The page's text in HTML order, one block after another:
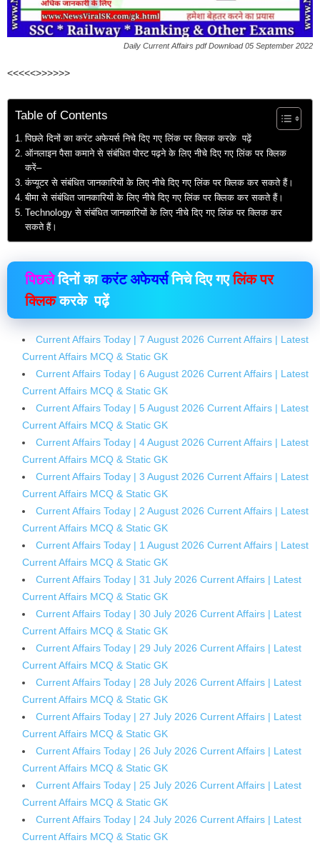
Daily Current Affairs pdf Download 05 September 2022
<<<<<>>>>>>
Table of Contents
पिछले दिनों का करंट अफेयर्स निचे दिए गए लिंक पर क्लिक करके पढ़ें
ऑनलाइन पैसा कमाने से संबंधित पोस्ट पढ़ने के लिए नीचे दिए गए लिंक पर क्लिक
करें–
कंप्यूटर से संबंधित जानकारियों के लिए नीचे दिए गए लिंक पर क्लिक कर सकते हैं।
बीमा से संबंधित जानकारियों के लिए नीचे दिए गए लिंक पर क्लिक कर सकते हैं।
Technology से संबंधित जानकारियों के लिए नीचे दिए गए लिंक पर क्लिक कर
सकते हैं।
पिछलेदिनों काकरंट अफेयर्सनिचे दिए गएलिंक पर
क्लिककरके पढ़ें
Current Affairs Today | 7 August 2026 Current Affairs | Latest
Current Affairs MCQ & Static GK
Current Affairs Today | 6 August 2026 Current Affairs | Latest
Current Affairs MCQ & Static GK
Current Affairs Today | 5 August 2026 Current Affairs | Latest
Current Affairs MCQ & Static GK
Current Affairs Today | 4 August 2026 Current Affairs | Latest
Current Affairs MCQ & Static GK
Current Affairs Today | 3 August 2026 Current Affairs | Latest
Current Affairs MCQ & Static GK
Current Affairs Today | 2 August 2026 Current Affairs | Latest
Current Affairs MCQ & Static GK
Current Affairs Today | 1 August 2026 Current Affairs | Latest
Current Affairs MCQ & Static GK
Current Affairs Today | 31 July 2026 Current Affairs | Latest
Current Affairs MCQ & Static GK
Current Affairs Today | 30 July 2026 Current Affairs | Latest
Current Affairs MCQ & Static GK
Current Affairs Today | 29 July 2026 Current Affairs | Latest
Current Affairs MCQ & Static GK
Current Affairs Today | 28 July 2026 Current Affairs | Latest
Current Affairs MCQ & Static GK
Current Affairs Today | 27 July 2026 Current Affairs | Latest
Current Affairs MCQ & Static GK
Current Affairs Today | 26 July 2026 Current Affairs | Latest
Current Affairs MCQ & Static GK
Current Affairs Today | 25 July 2026 Current Affairs | Latest
Current Affairs MCQ & Static GK
Current Affairs Today | 24 July 2026 Current Affairs | Latest
Current Affairs MCQ & Static GK